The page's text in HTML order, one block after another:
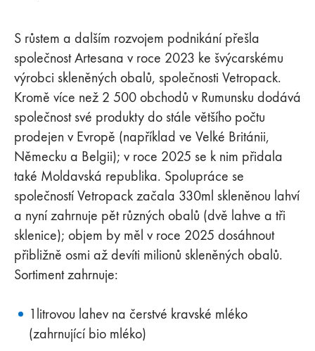
S růstem a dalším rozvojem podnikání přešla
společnost Artesana v roce 2023 ke švýcarskému
výrobci skleněných obalů, společnosti Vetropack.
Kromě více než 2 500 obchodů v Rumunsku dodává
společnost své produkty do stále většího počtu
prodejen v Evropě (například ve Velké Británii,
Německu a Belgii); v roce 2025 se k nim přidala
také Moldavská republika. Spolupráce se
společností Vetropack začala 330ml skleněnou lahví
a nyní zahrnuje pět různých obalů (dvě lahve a tři
sklenice); objem by měl v roce 2025 dosáhnout
přibližně osmi až devíti milionů skleněných obalů.
Sortiment zahrnuje:
1litrovou lahev na čerstvé kravské mléko
(zahrnující bio mléko)